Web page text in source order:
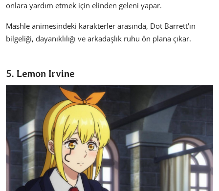
onlara yardım etmek için elinden geleni yapar.
Mashle animesindeki karakterler arasında, Dot Barrett'ın
bilgeliği, dayanıklılığı ve arkadaşlık ruhu ön plana çıkar.
5. Lemon Irvine